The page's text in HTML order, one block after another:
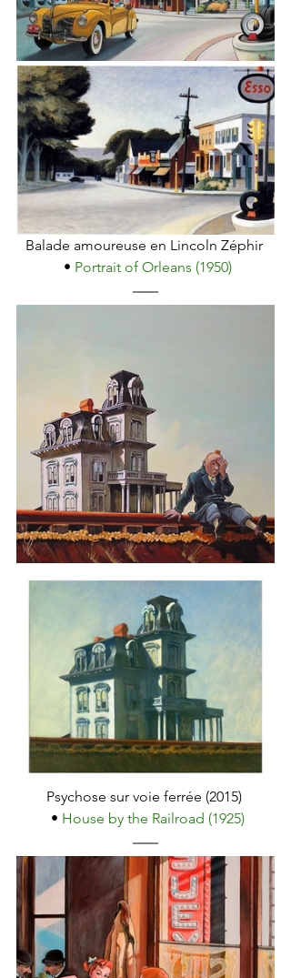
Balade amoureuse en Lincoln Zéphir
• Portrait of Orleans (1950)
Psychose sur voie ferrée (2015)
• House by the Railroad (1925)